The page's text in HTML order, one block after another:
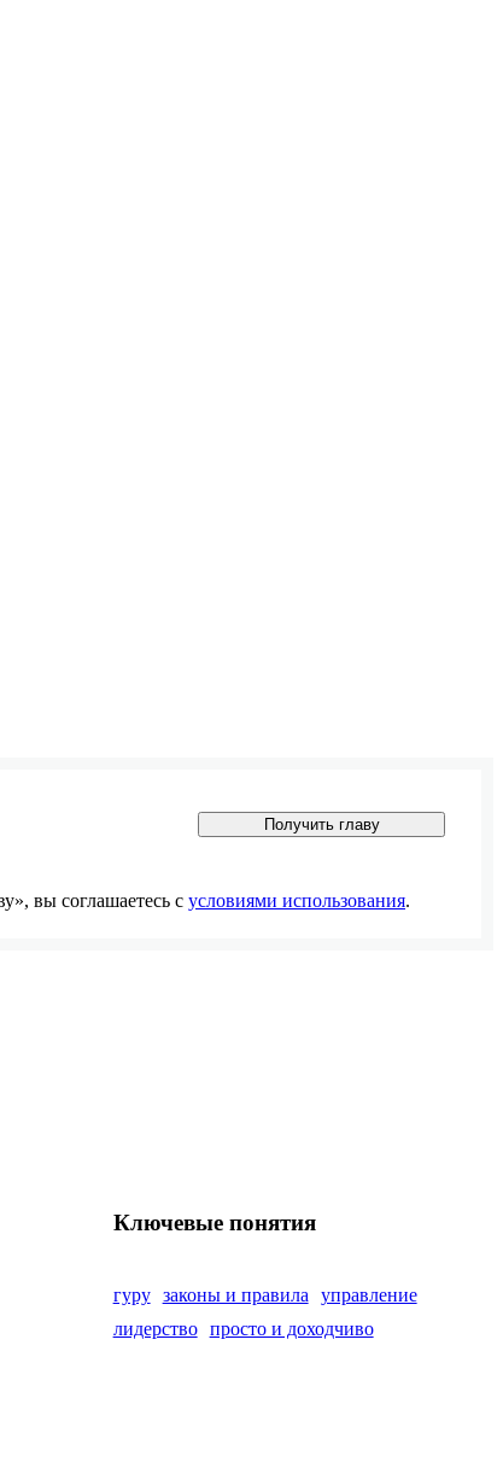
Ключевые понятия
гуру законы и правила
управление
лидерство
просто и доходчиво
Получить главу
вы соглашаетесь с условиями использования.